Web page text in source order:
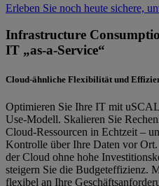
Erleben Sie noch heute sichere,
Infrastructure
IT „as-a-Service“
Cloud-ähnliche Flexibilität und
Optimieren Sie Ihre IT mit
Use-Modell. Skalieren Sie
Cloud-Ressourcen in Echtzeit –
Kontrolle über Ihre Daten vor
der Cloud ohne hohe
steigern Sie die Budgeteffizienz.
flexibel an Ihre